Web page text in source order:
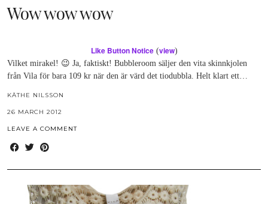
Wow wow wow
Like Button Notice(view)
Vilket mirakel! 😉 Ja, faktiskt! Bubbleroom säljer den vita skinnkjolen
från Vila för bara 109 kr när den är värd det tiodubbla. Helt klart ett…
KÄTHE NILSSON
26 MARCH 2012
LEAVE A COMMENT